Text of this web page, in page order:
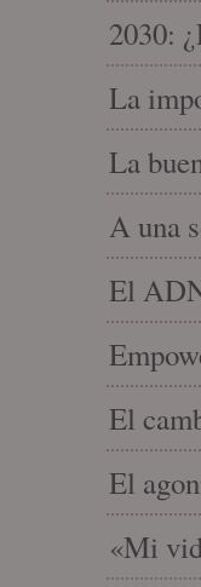
2030:
La
La
A una
El
El
El
«Mi